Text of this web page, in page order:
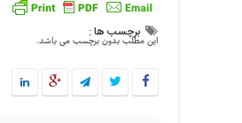
برچسب ها :
این مطلب بدون برچسب می باشد.